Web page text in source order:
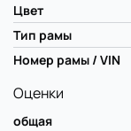
Цвет
Тип рамы
Номер рамы / VIN
Оценки
общая